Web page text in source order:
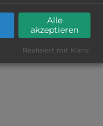
Alle
akzeptieren
Realisiert mit Klaro!